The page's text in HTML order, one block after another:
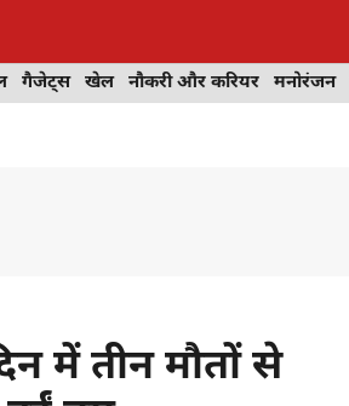
गैजेट्स खेल नौकरी और करियर मनोरंजन
में तीन मौतों से